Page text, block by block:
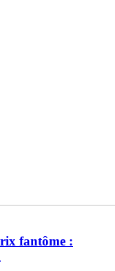
fantôme :